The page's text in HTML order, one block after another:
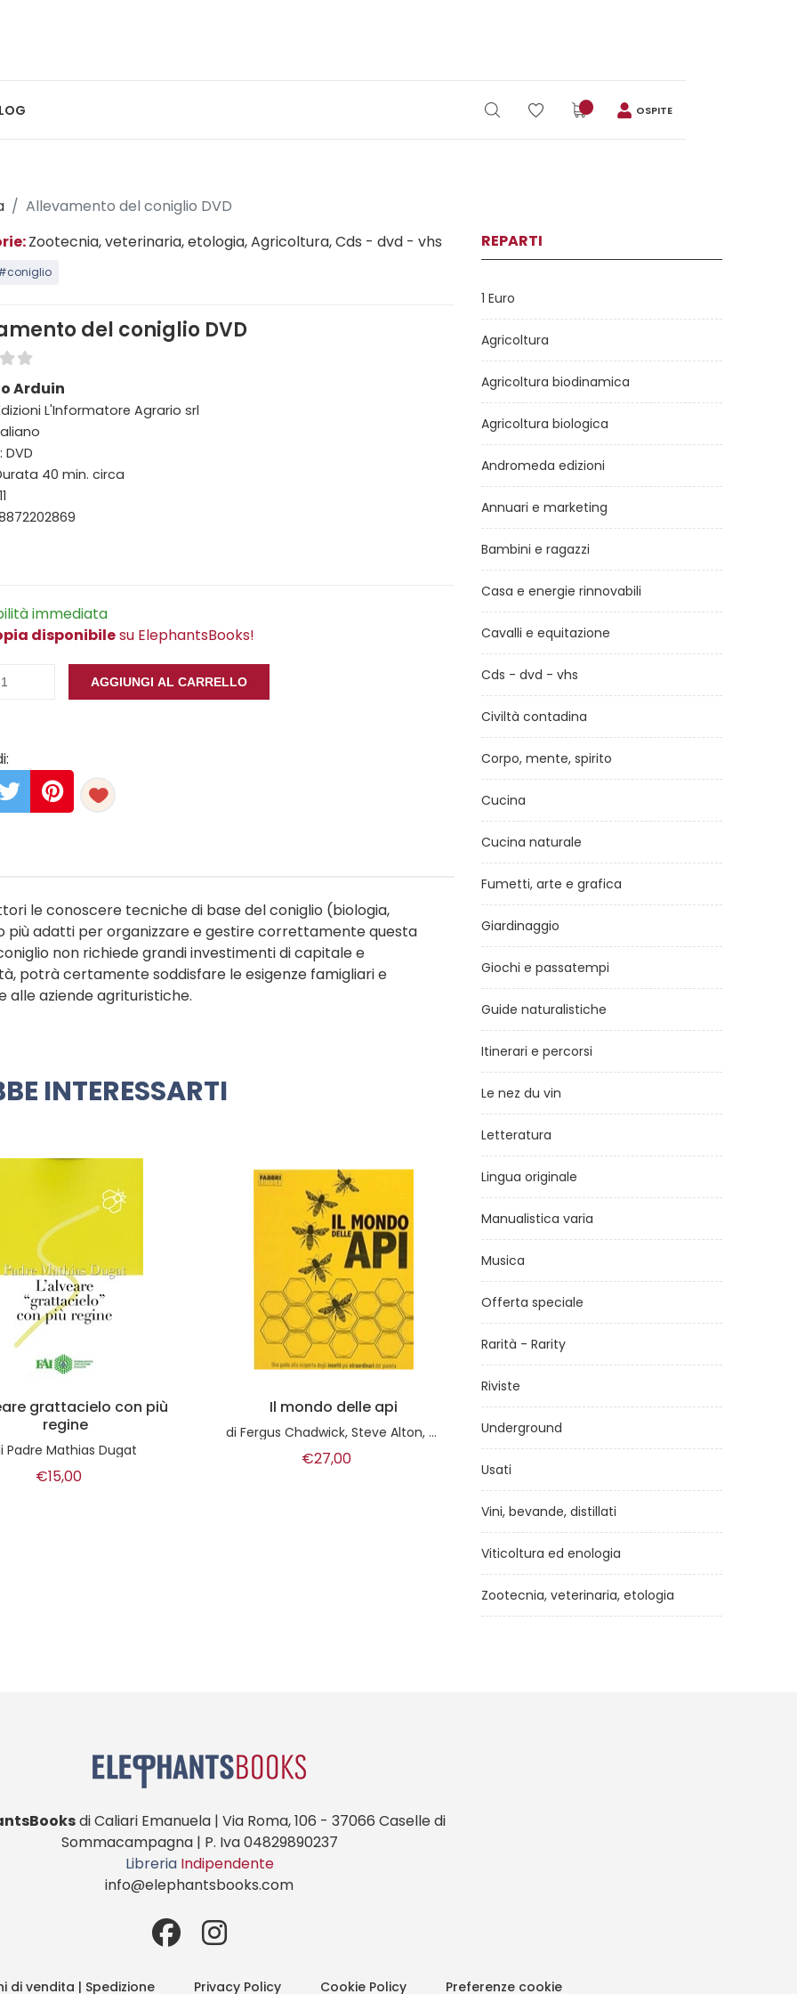
OSPITE
Allevamento del coniglio DVD
Zootecnia, veterinaria, etologia, Agricoltura, Cds - dvd - vhs
del coniglio DVD
Arduin
L'Informatore Agrario srl
40 min. circa
immediata
disponibilesu ElephantsBooks!
AGGIUNGI AL CARRELLO
le conoscere tecniche di base del coniglio (biologia,
più adatti per organizzare e gestire correttamente questa
non richiede grandi investimenti di capitale e
potrà certamente soddisfare le esigenze famigliari e
aziende agrituristiche.
INTERESSARTI
Il mondo delle api
Steve Alton, Emma Sarah Tennant, Bill Fitzmaurice, Judy Earl
€27,00
Fauna d'Italia vol. XV -
Hirudinea
a cura di Alessandro Minelli
Api - regine e operaie al
servizio dell'uomo
diPr Henri Joyeux, Nicolas Bouguet
REPARTI
1 Euro
Agricoltura
Agricoltura biodinamica
Agricoltura biologica
Andromeda edizioni
Annuari e marketing
Bambini e ragazzi
Casa e energie rinnovabili
Cavalli e equitazione
Cds - dvd - vhs
Civiltà contadina
Corpo, mente, spirito
Cucina
Cucina naturale
Fumetti, arte e grafica
Giardinaggio
Giochi e passatempi
Guide naturalistiche
Itinerari e percorsi
Le nez du vin
Letteratura
Lingua originale
Manualistica varia
Musica
Offerta speciale
Rarità - Rarity
Riviste
Underground
Usati
Vini, bevande, distillati
Viticoltura ed enologia
Zootecnia, veterinaria, etologia
di Caliari Emanuela | Via Roma, 106 - 37066 Caselle di
Sommacampagna | P. Iva 04829890237
Libreria Indipendente
info@elephantsbooks.com
di vendita | Spedizione Privacy Policy Cookie Policy Preferenze cookie